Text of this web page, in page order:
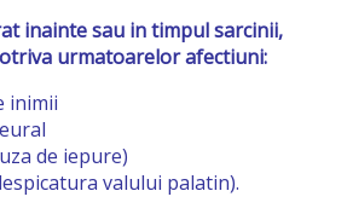
inainte sau in timpul sarcinii,
urmatoarelor afectiuni:
inimii
de iepure)
valului palatin).